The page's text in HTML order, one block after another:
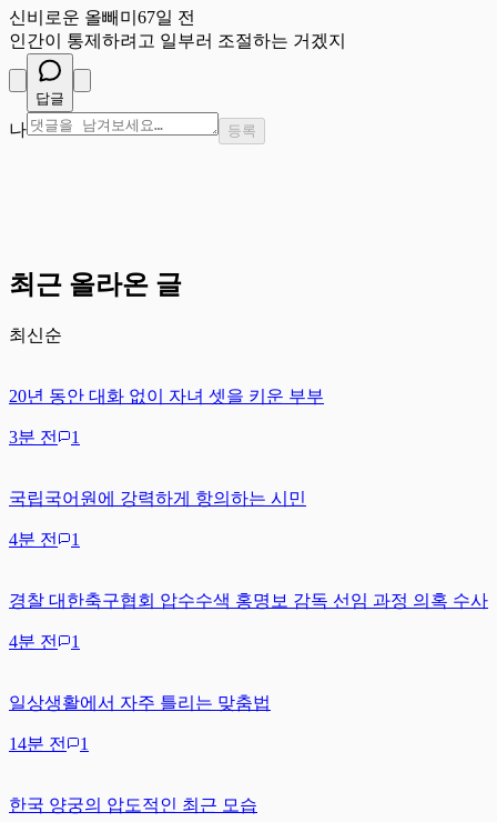
신비로운 올빼미 67일 전
인간이 통제하려고 일부러 조절하는 거겠지
답글
나 등록
최근 올라온 글
최신순
20년 동안 대화 없이 자녀 셋을 키운 부부
3분 전 1
국립국어원에 강력하게 항의하는 시민
4분 전 1
경찰 대한축구협회 압수수색 홍명보 감독 선임 과정 의혹 수사
4분 전 1
일상생활에서 자주 틀리는 맞춤법
14분 전 1
한국 양궁의 압도적인 최근 모습